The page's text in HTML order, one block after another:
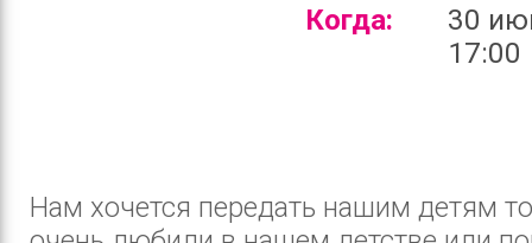
Когда:
30
17:00
Нам хочется передать нашим детям